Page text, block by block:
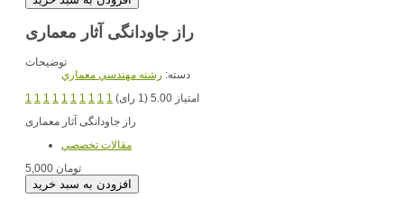
راز جاودانگی آثار معماری
توضیحات
دسته: رشته مهندسي معماري
1 1 1 1 1 1 1 1 1 1
امتیاز 5.00 (1 رای)
راز جاودانگی آثار معماری
مقالات تخصصي
5,000 تومان